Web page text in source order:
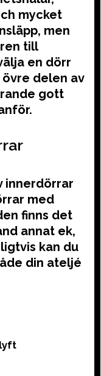
mycket
men
till
en dörr
delen av
gott
innerdörrar
med
finns det
annat ek,
kan du
din ateljé